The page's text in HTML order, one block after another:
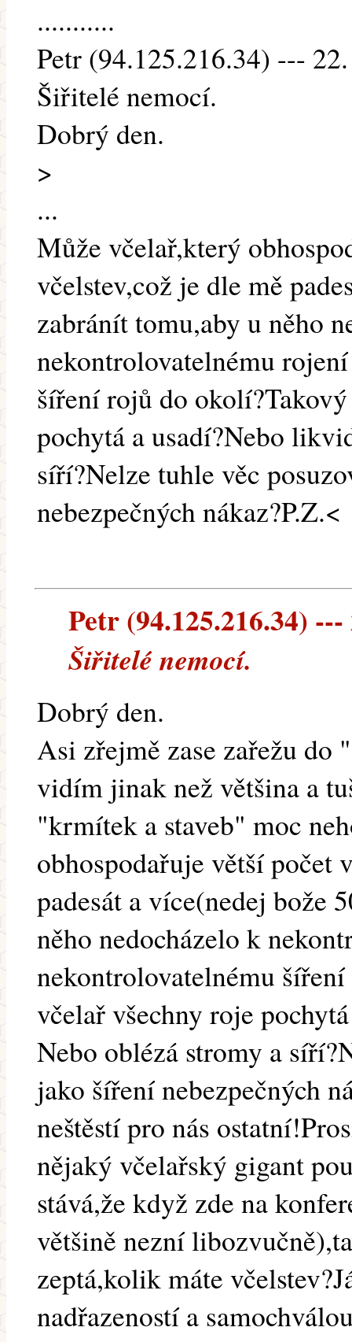
...........
Petr (94.125.216.34) ---
Šiřitelé nemocí.
Dobrý den.
>
...
Může včelař,který
včelstev,což je dle mě
zabránít tomu,aby u něho
nekontrolovatelnému
šíření rojů do
pochytá a usadí?Nebo
síří?Nelze tuhle věc
nebezpečných nákaz?P.Z.<
Petr (94.125.216.34) ---
Šiřitelé nemocí.
Dobrý den.
Asi zřejmě zase zařežu do
vidím jinak než většina a
"krmítek a staveb" moc
obhospodařuje větší počet
padesát a více(nedej bože
něho nedocházelo k
nekontrolovatelnému
včelař všechny roje
Nebo oblézá stromy a
jako šíření nebezpečných
neštěstí pro nás
nějaký včelařský gigant
stává,že když zde na
většině nezní
zeptá,kolik máte
nadřazeností a